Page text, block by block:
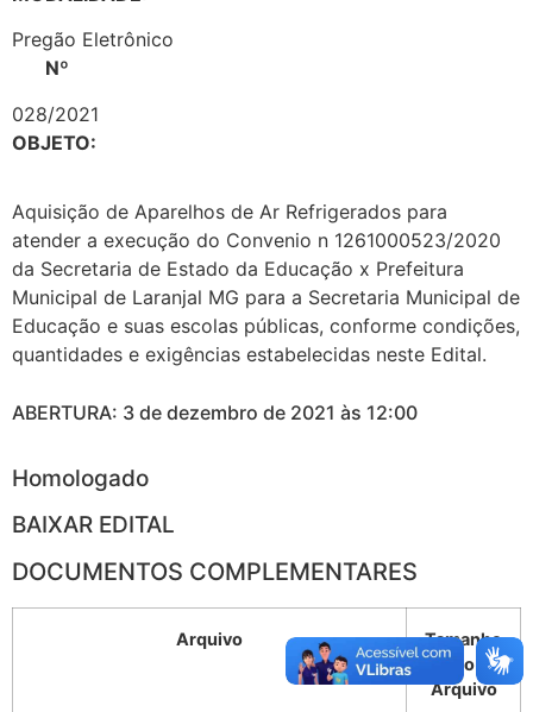
Pregão Eletrônico
Nº
028/2021
OBJETO:
Aquisição de Aparelhos de Ar Refrigerados para
atender a execução do Convenio n 1261000523/2020
da Secretaria de Estado da Educação x Prefeitura
Municipal de Laranjal MG para a Secretaria Municipal de
Educação e suas escolas públicas, conforme condições,
quantidades e exigências estabelecidas neste Edital.
ABERTURA: 3 de dezembro de 2021 às 12:00
Homologado
BAIXAR EDITAL
DOCUMENTOS COMPLEMENTARES
Arquivo
Tamanho
do
Arquivo